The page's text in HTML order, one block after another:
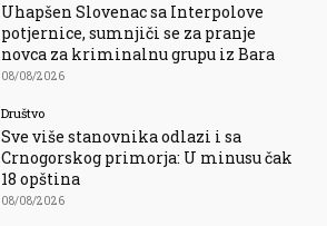
Uhapšen Slovenac sa Interpolove
potjernice, sumnjiči se za pranje
novca za kriminalnu grupu iz Bara
08/08/2026
Društvo
Sve više stanovnika odlazi i sa
Crnogorskog primorja: U minusu čak
18 opština
08/08/2026